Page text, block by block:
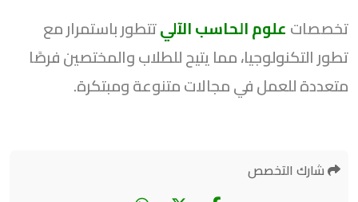
تخصصاتعلوم الحاسب الآليتتطور باستمرار مع
تطور التكنولوجيا، مما يتيح للطلاب والمختصين فرصًا
متعددة للعمل في مجالات متنوعة ومبتكرة.
شارك التخصص